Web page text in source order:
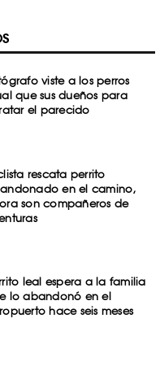
viste a los perros
que sus dueños para
el parecido
rescata perrito
en el camino,
son compañeros de
leal espera a la familia
lo abandonó en el
hace seis meses